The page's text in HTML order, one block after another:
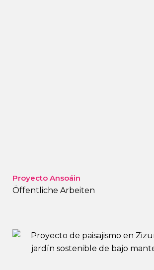
Proyecto Ansoáin
Öffentliche Arbeiten